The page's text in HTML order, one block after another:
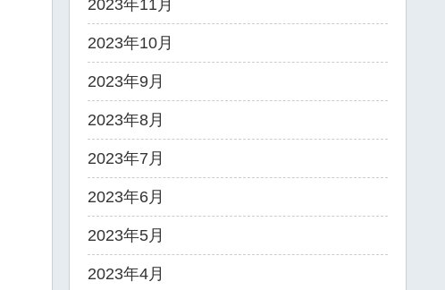
2023年11月
2023年10月
2023年9月
2023年8月
2023年7月
2023年6月
2023年5月
2023年4月